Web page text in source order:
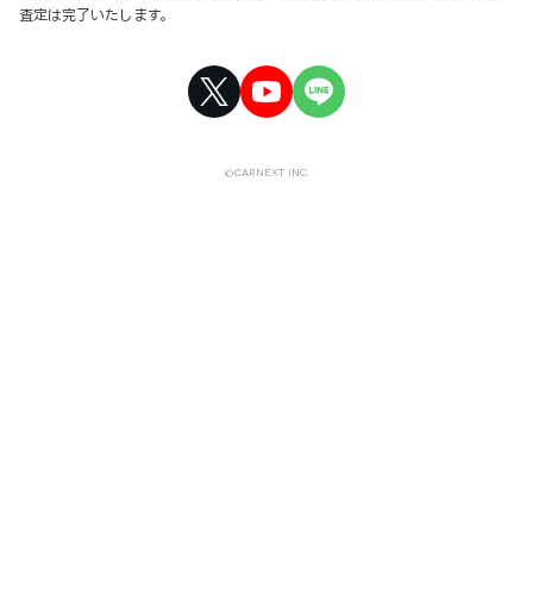
査定は完了いたします。
©CARNEXT INC.